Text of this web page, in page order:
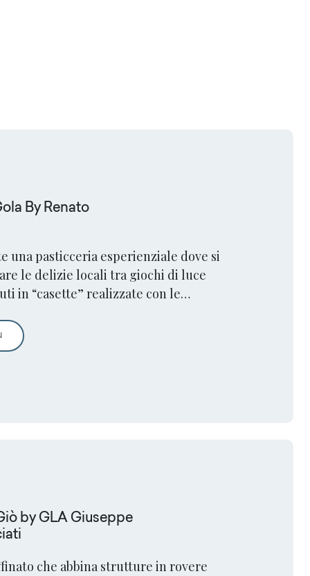
By Renato
una pasticceria esperienziale dove si
le delizie locali tra giochi di luce
in “casette” realizzate con le
Peccati Di Gola By Renato Belluccia
by GLA Giuseppe
che abbina strutture in rovere